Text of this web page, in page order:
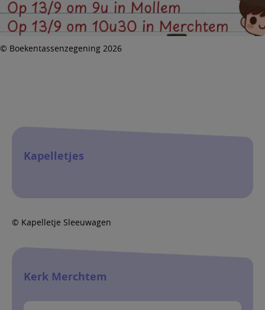
© Boekentassenzegening 2026
Kapelletjes
© Kapelletje Sleeuwagen
Kerk Merchtem